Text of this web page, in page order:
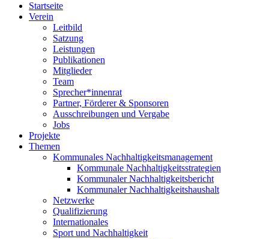
Startseite
Verein
Leitbild
Satzung
Leistungen
Publikationen
Mitglieder
Team
Sprecher*innenrat
Partner, Förderer & Sponsoren
Ausschreibungen und Vergabe
Jobs
Projekte
Themen
Kommunales Nachhaltigkeitsmanagement
Kommunale Nachhaltigkeitsstrategien
Kommunaler Nachhaltigkeitsbericht
Kommunaler Nachhaltigkeitshaushalt
Netzwerke
Qualifizierung
Internationales
Sport und Nachhaltigkeit